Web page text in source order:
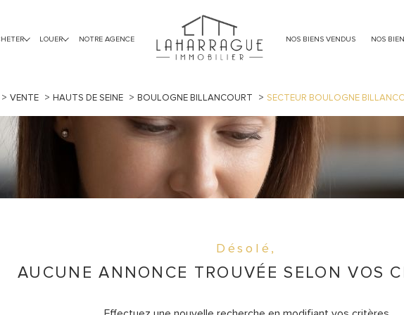
LOUER NOTRE AGENCE NOS BIENS VENDUS NOS
VENTE HAUTS DE SEINE BOULOGNE BILLANCOURT SECTEUR BOULOGNE
Désolé,
AUCUNE ANNONCE TROUVÉE SELON VOS